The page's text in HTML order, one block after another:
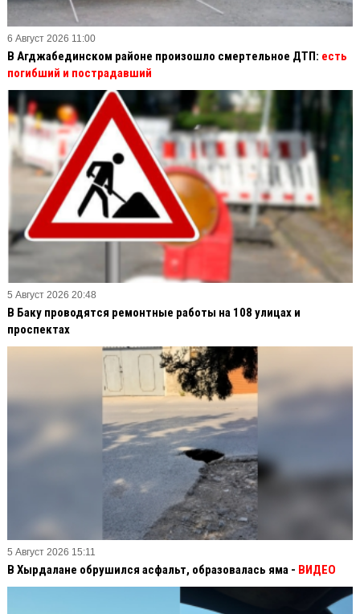
6 Август 2026 11:00
В Агджабединском районе произошло смертельное ДТП: есть
погибший и пострадавший
5 Август 2026 20:48
В Баку проводятся ремонтные работы на 108 улицах и
проспектах
5 Август 2026 15:11
В Хырдалане обрушился асфальт, образовалась яма - ВИДЕО